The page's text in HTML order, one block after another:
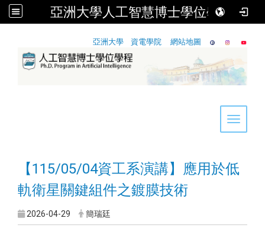
亞洲大學人工智慧博士學位學程
亞洲大學 資電學院 網站地圖
Toggle
【115/05/04資工系演講】應用於低
軌衛星關鍵組件之鍍膜技術
2026-04-29 簡瑞廷